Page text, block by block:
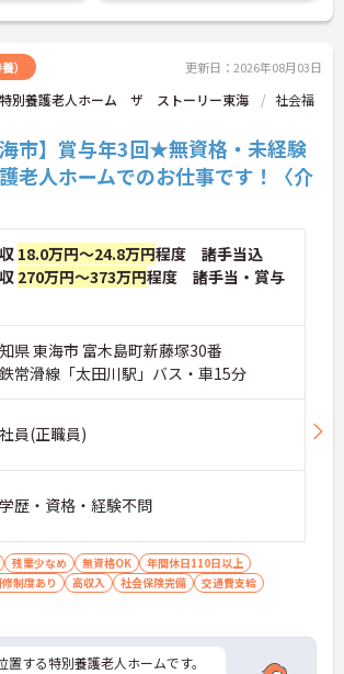
の有無を問わず、新たな一歩を踏
） 更新日：2026年08月03日
特別養護老人ホーム ザ ストーリー東海
社会福
海市】賞与年3回★無資格・未経験
老人ホームでのお仕事です！〈介
18.0万円～24.8万円程度 諸手当込
270万円～373万円程度 諸手当・賞与
県 東海市 富木島町新藤塚30番
常滑線「太田川駅」バス・車15分
員(正職員)
歴・資格・経験不問
残業少なめ 無資格OK
年間休日110日以上
制度あり 高収入 社会保険完備
交通費支給
置する特別養護老人ホームです。